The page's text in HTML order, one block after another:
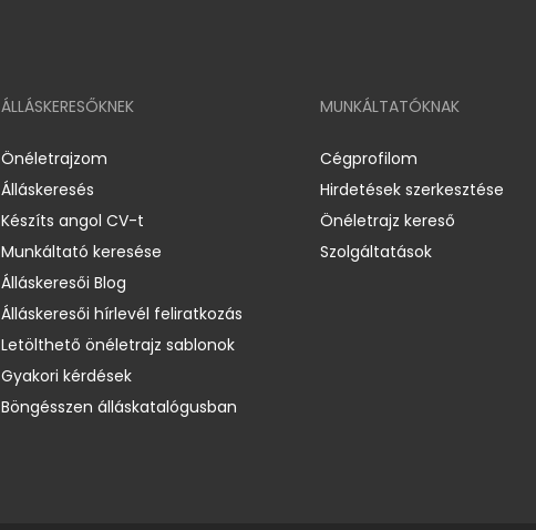
ÁLLÁSKERESŐKNEK
Önéletrajzom
Álláskeresés
Készíts angol CV-t
Munkáltató keresése
Álláskeresői Blog
Álláskeresői hírlevél feliratkozás
Letölthető önéletrajz sablonok
Gyakori kérdések
Böngésszen álláskatalógusban
MUNKÁLTATÓKNAK
Cégprofilom
Hirdetések szerkesztése
Önéletrajz kereső
Szolgáltatások